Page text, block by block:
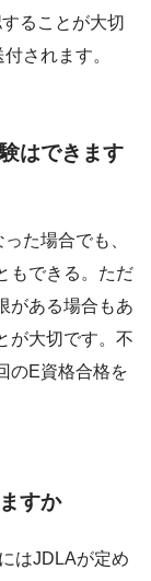
ることが大切
されます。
はできます
た場合でも、
もできる。ただ
がある場合もあ
が大切です。不
のE資格合格を
すか
はJDLAが定め